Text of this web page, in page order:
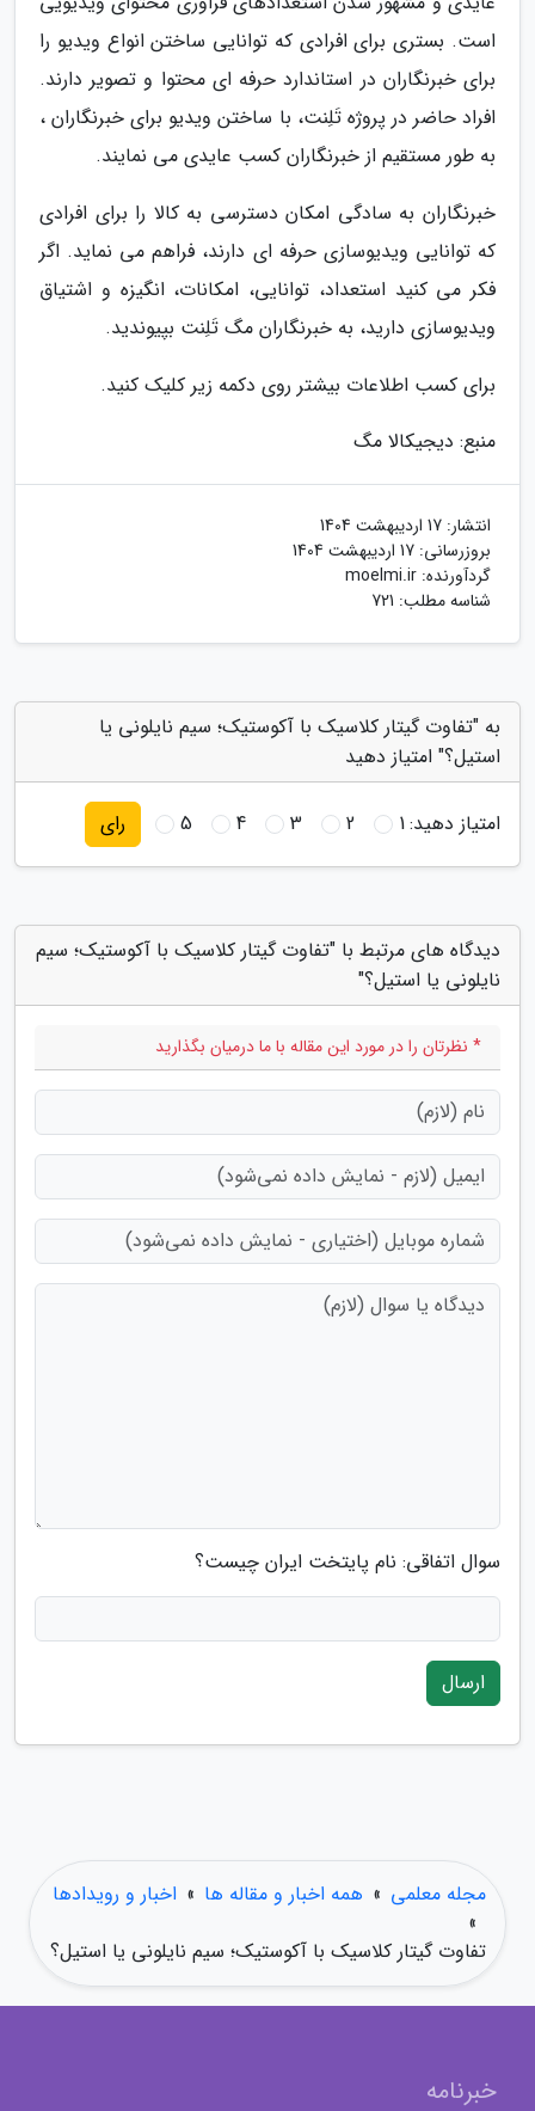
است. بستری برای افرادی که توانایی ساختن انواع ویدیو را
برای خبرنگاران در استاندارد حرفه ای محتوا و تصویر دارند.
افراد حاضر در پروژه تَلِنت، با ساختن ویدیو برای خبرنگاران ،
به طور مستقیم از خبرنگاران کسب عایدی می نمایند.
خبرنگاران به سادگی امکان دسترسی به کالا را برای افرادی
که توانایی ویدیوسازی حرفه ای دارند، فراهم می نماید. اگر
فکر می کنید استعداد، توانایی، امکانات، انگیزه و اشتیاق
ویدیوسازی دارید، به خبرنگاران مگ تَلِنت بپیوندید.
برای کسب اطلاعات بیشتر روی دکمه زیر کلیک کنید.
منبع: دیجیکالا مگ
انتشار: 17 اردیبهشت 1404
بروزرسانی: 17 اردیبهشت 1404
گردآورنده: moelmi.ir
شناسه مطلب: 721
به "تفاوت گیتار کلاسیک با آکوستیک؛ سیم نایلونی یا
استیل؟" امتیاز دهید
امتیاز دهید:1
2
3
4
5 رای
دیدگاه های مرتبط با "تفاوت گیتار کلاسیک با آکوستیک؛ سیم
نایلونی یا استیل؟"
* نظرتان را در مورد این مقاله با ما درمیان بگذارید
سوال اتفاقی: نام پایتخت ایران چیست؟
ارسال
مجله معلمی » همه اخبار و مقاله ها » اخبار و رویدادها
»
تفاوت گیتار کلاسیک با آکوستیک؛ سیم نایلونی یا استیل؟
خبرنامه